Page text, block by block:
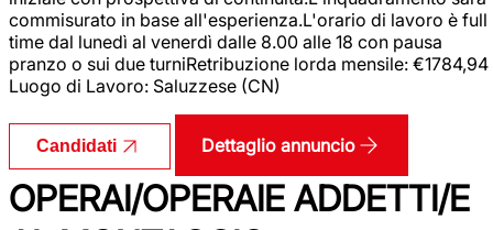
commisurato in base all'esperienza.L'orario di lavoro è full
time dal lunedì al venerdì dalle 8.00 alle 18 con pausa
pranzo o sui due turniRetribuzione lorda mensile: €1784,94
Luogo di Lavoro: Saluzzese (CN)
Candidati Dettaglio annuncio
OPERAI/OPERAIE ADDETTI/E